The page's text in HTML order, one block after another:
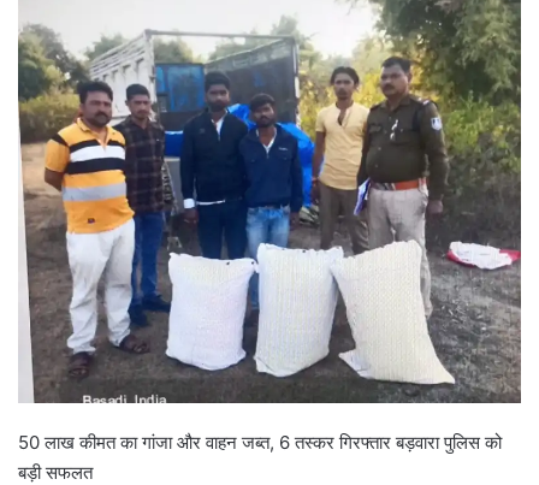
50 लाख कीमत का गांजा और वाहन जब्त, 6 तस्कर गिरफ्तार बड़वारा पुलिस को
बड़ी सफलत